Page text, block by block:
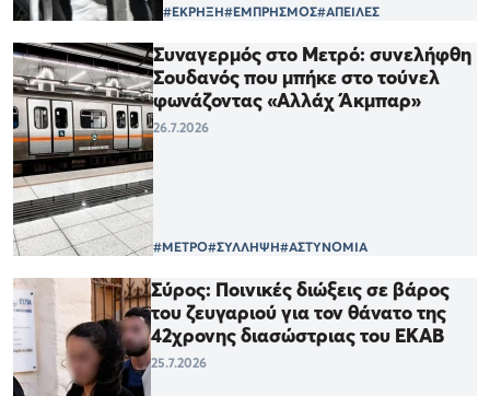
#ΕΚΡΗΞΗ#ΕΜΠΡΗΣΜΟΣ#ΑΠΕΙΛΕΣ
Συναγερμός στο Μετρό: συνελήφθη
Σουδανός που μπήκε στο τούνελ
φωνάζοντας «Αλλάχ Άκμπαρ»
26.7.2026
#ΜΕΤΡΟ#ΣΥΛΛΗΨΗ#ΑΣΤΥΝΟΜΙΑ
Σύρος: Ποινικές διώξεις σε βάρος
του ζευγαριού για τον θάνατο της
42χρονης διασώστριας του ΕΚΑΒ
25.7.2026